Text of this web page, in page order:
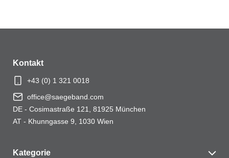
Ihre Bewertung
Kontakt
+43 (0) 1 321 0018
office@saegeband.com
DE - Cosimastraße 121, 81925 München
AT - Khunngasse 9, 1030 Wien
Kategorie